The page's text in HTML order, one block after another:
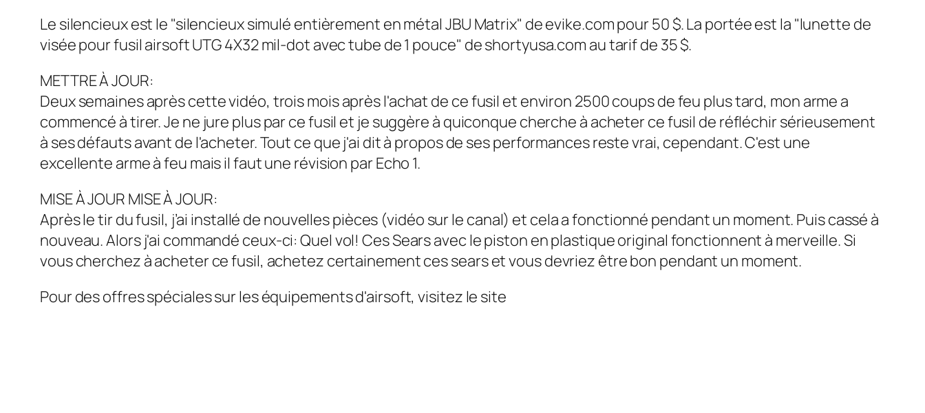
Le silencieux est le "silencieux simulé entièrement en métal JBU Matrix" de evike.com pour 50 $. La portée est la "lunette de
visée pour fusil airsoft UTG 4X32 mil-dot avec tube de 1 pouce" de shortyusa.com au tarif de 35 $.
METTRE À JOUR:
Deux semaines après cette vidéo, trois mois après l'achat de ce fusil et environ 2500 coups de feu plus tard, mon arme a
commencé à tirer. Je ne jure plus par ce fusil et je suggère à quiconque cherche à acheter ce fusil de réfléchir sérieusement
à ses défauts avant de l'acheter. Tout ce que j'ai dit à propos de ses performances reste vrai, cependant. C'est une
excellente arme à feu mais il faut une révision par Echo 1.
MISE À JOUR MISE À JOUR:
Après le tir du fusil, j’ai installé de nouvelles pièces (vidéo sur le canal) et cela a fonctionné pendant un moment. Puis cassé à
nouveau. Alors j'ai commandé ceux-ci: Quel vol! Ces Sears avec le piston en plastique original fonctionnent à merveille. Si
vous cherchez à acheter ce fusil, achetez certainement ces sears et vous devriez être bon pendant un moment.
Pour des offres spéciales sur les équipements d'airsoft, visitez le site